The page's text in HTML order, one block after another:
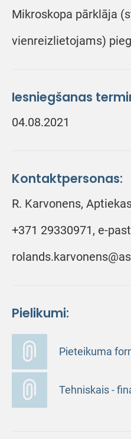
Mikroskopa pārklāja
vienreizlietojams)
Iesniegšanas
04.08.2021
Kontaktpersonas:
R. Karvonens,
+371 29330971, e-
Pielikumi:
Pieteikuma
Tehniskais -